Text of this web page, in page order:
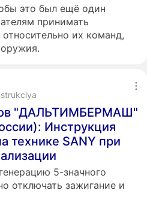
это был ещё один
принимать
их команд,
"ДАЛЬТИМБЕРМАШ"
Инструкция
технике SANY при
5-значного
отключать зажигание и